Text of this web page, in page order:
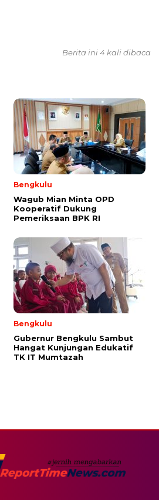
Berita ini 4 kali dibaca
Bengkulu
Wagub Mian Minta OPD
Kooperatif Dukung
Pemeriksaan BPK RI
Bengkulu
Gubernur Bengkulu Sambut
Hangat Kunjungan Edukatif
TK IT Mumtazah